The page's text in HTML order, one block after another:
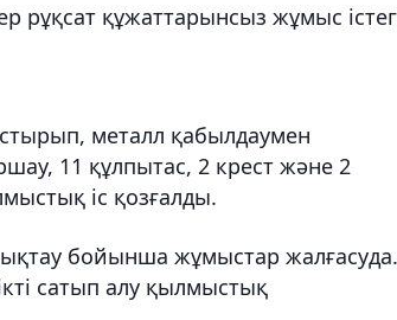
рұқсат құжаттарынсыз жұмыс
металл қабылдаумен
11 құлпытас, 2 крест және 2
іс қозғалды.
бойынша жұмыстар жалғасуда.
сатып алу қылмыстық